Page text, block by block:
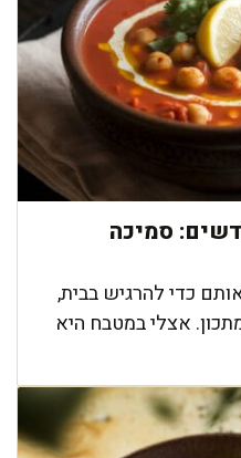
סמיכה
כדי להרגיש בבית,
אצלי במטבח היא